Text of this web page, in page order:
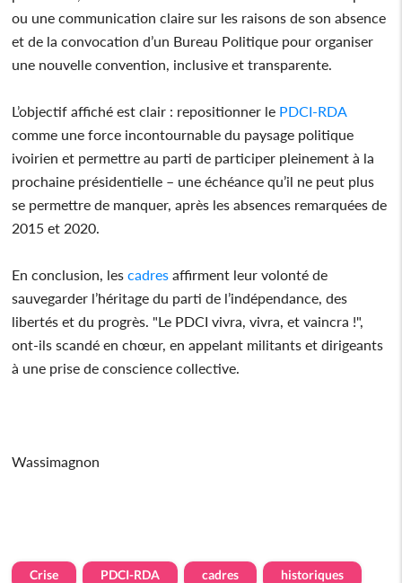
ou une communication claire sur les raisons de son absence
et de la convocation d’un Bureau Politique pour organiser
une nouvelle convention, inclusive et transparente.
L’objectif affiché est clair : repositionner le PDCI-RDA
comme une force incontournable du paysage politique
ivoirien et permettre au parti de participer pleinement à la
prochaine présidentielle – une échéance qu’il ne peut plus
se permettre de manquer, après les absences remarquées de
2015 et 2020.
En conclusion, les cadres affirment leur volonté de
sauvegarder l’héritage du parti de l’indépendance, des
libertés et du progrès. "Le PDCI vivra, vivra, et vaincra !",
ont-ils scandé en chœur, en appelant militants et dirigeants
à une prise de conscience collective.
Wassimagnon
Crise PDCI-RDA cadres historiques